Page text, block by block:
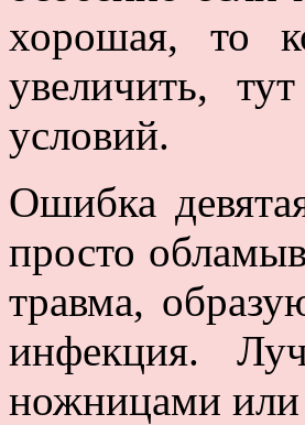
хорошая, то
увеличить,
условий.
Ошибка
просто
травма,
инфекция.
ножницами или